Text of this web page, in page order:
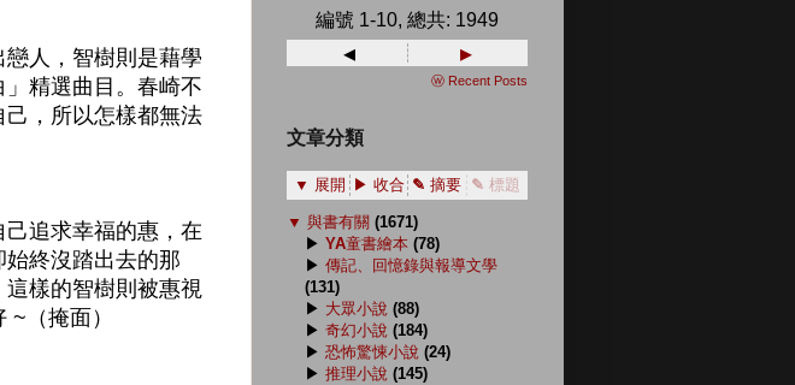
人，智樹則是藉學
精選曲目。春崎不
，所以怎樣都無法
追求幸福的惠，在
終沒踏出去的那
樣的智樹則被惠視
（掩面）
編號 1-10, 總共: 1949
◂ ▸
ⓦ Recent Posts
文章分類
▼ 展開 ▶ 收合 ✎ 摘要 ✎ 標題
▼ 與書有關 (1671)
▶ YA童書繪本 (78)
▶ 傳記、回憶錄與報導文學
(131)
▶ 大眾小說 (88)
▶ 奇幻小說 (184)
▶ 恐怖驚悚小說 (24)
▶ 推理小說 (145)